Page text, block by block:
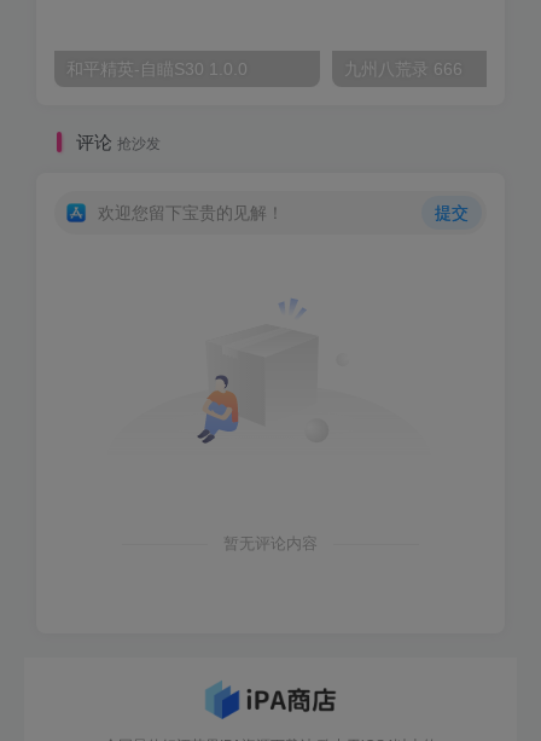
和平精英-自瞄S30 1.0.0 九州八荒录 666
评论 抢沙发
欢迎您留下宝贵的见解！ 提交
暂无评论内容